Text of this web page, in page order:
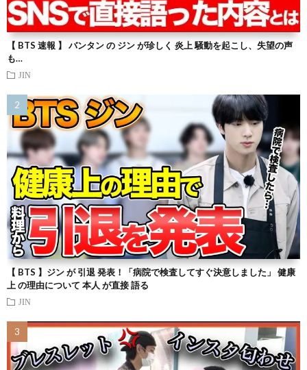
【 BTS 速報 】 バンタン の ジン が珍しく 炎上 騒動を起こし、失望の声
も…
JIN
【 BTS 】ジン が 引退 発表！「病院で検査してすぐ決意しました」 健康
上 の理由について 本人 が直接 語る
JIN